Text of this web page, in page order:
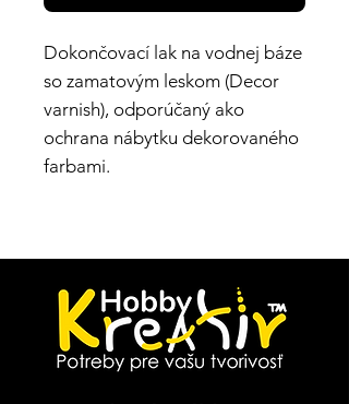
Dokončovací lak na vodnej báze
so zamatovým leskom (Decor
varnish), odporúčaný ako
ochrana nábytku dekorovaného
farbami.